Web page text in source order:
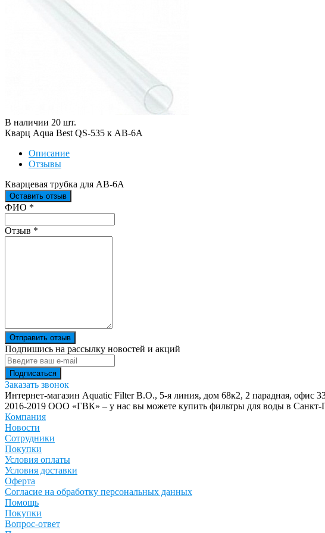
В наличии 20 шт.
Кварц Aqua Best QS-535 к АВ-6А
Описание
Отзывы
Кварцевая трубка для АВ-6А
Оставить отзыв
Ваш отзыв был отправлен!
ФИО *
Отзыв *
Отправить отзыв
Подпишись на рассылку новостей и акций
Заказать звонок
Интернет-магазин Aquatic Filter В.О., 5-я линия, дом 68к2, 2 парадная, офис
2016-2019 ООО «ГВК» – у нас вы можете купить фильтры для воды в Санкт-
Компания
Новости
Сотрудники
Покупки
Условия оплаты
Условия доставки
Оферта
Согласие на обработку персональных данных
Помощь
Покупки
Вопрос-ответ